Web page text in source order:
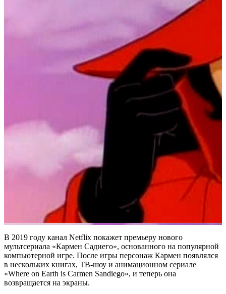
В 2019 году канал Netflix покажет премьеру нового
мультсериала «Кармен Садиего», основанного на популярной
компьютерной игре. После игры персонаж Кармен появлялся
в нескольких книгах, ТВ-шоу и анимационном сериале
«Where on Earth is Carmen Sandiego», и теперь она
возвращается на экраны.